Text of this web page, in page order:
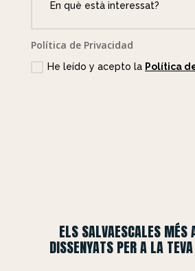
Política de Privacidad
He leído y acepto la Política
ELS SALVAESCALES MÉS
DISSENYATS PER A LA